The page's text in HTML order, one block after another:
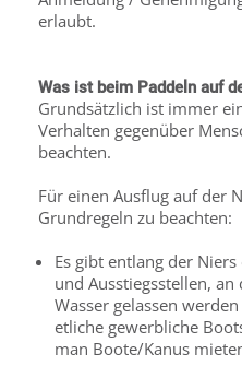
erlaubt.
Was ist beim Paddeln auf
Grundsätzlich ist immer
Verhalten gegenüber
beachten.
Für einen Ausflug auf der
Grundregeln zu beachten:
Es gibt entlang der
und Ausstiegsstellen,
Wasser gelassen
etliche gewerbliche
man Boote/Kanus